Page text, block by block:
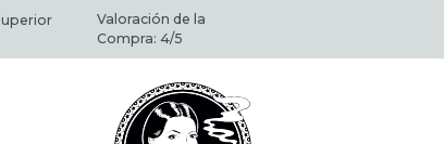
Valoración de la
Compra: 4/5